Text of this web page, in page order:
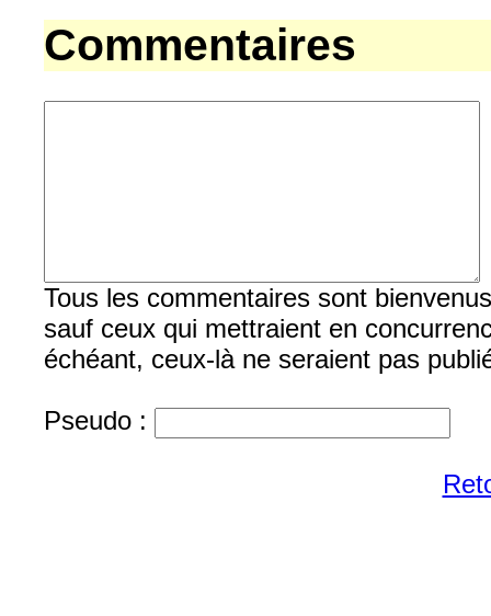
Commentaires
Tous les commentaires sont
sauf ceux qui mettraient en
échéant, ceux-là ne seraient pas
Pseudo :